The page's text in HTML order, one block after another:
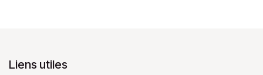
Liens utiles